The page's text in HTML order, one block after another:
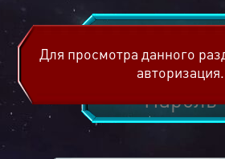
Для просмотра данного
авторизация.